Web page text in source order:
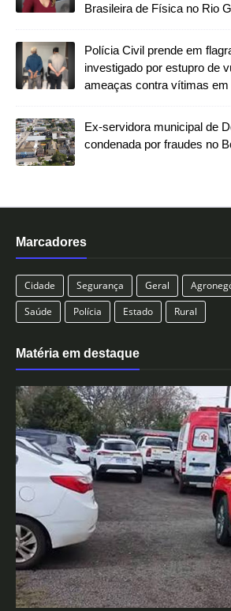
Brasileira de Física no Rio
Polícia Civil prende em
investigado por estupro de
ameaças contra vítimas em
Ex-servidora municipal de
condenada por fraudes no
Marcadores
Cidade Segurança Geral
Saúde
Polícia Estado Rural
Matéria em destaque